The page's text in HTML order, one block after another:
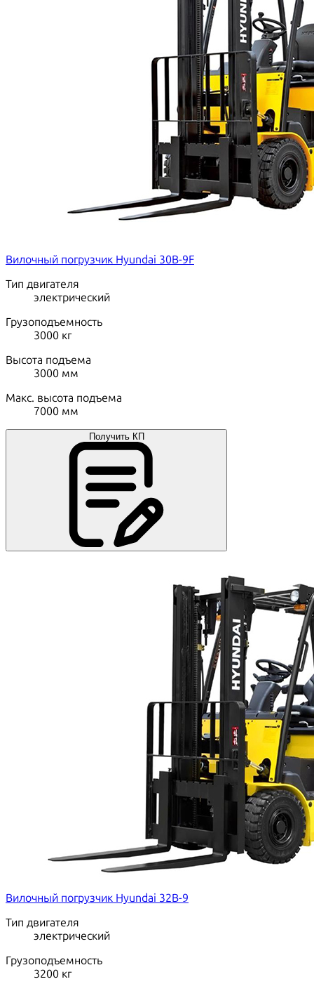
Вилочный погрузчик Hyundai 30B-9F
Тип двигателя
электрический
Грузоподъемность
3000 кг
Высота подъема
3000 мм
Макс. высота подъема
7000 мм
Получить КП
Вилочный погрузчик Hyundai 32B-9
Тип двигателя
электрический
Грузоподъемность
3200 кг